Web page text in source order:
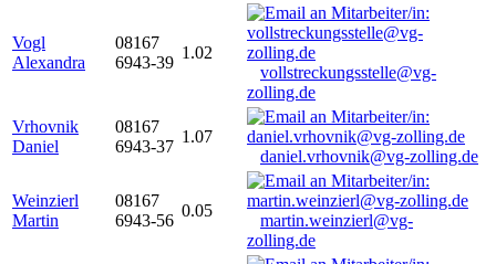
Vogl
Alexandra
08167
6943-39
1.02
vollstreckungsstelle@vg-
zolling.de
Vrhovnik
Daniel
08167
6943-37
1.07
daniel.vrhovnik@vg-zolling.de
Weinzierl
Martin
08167
6943-56
0.05
martin.weinzierl@vg-
zolling.de